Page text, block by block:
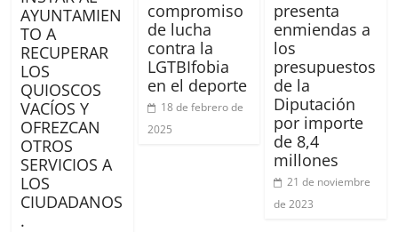
AYUNTAMIEN
TO A
RECUPERAR
LOS
QUIOSCOS
VACÍOS Y
OFREZCAN
OTROS
SERVICIOS A
LOS
CIUDADANOS
.
compromiso
de lucha
contra la
LGTBIfobia
en el deporte
18 de febrero de
2025
presenta
enmiendas a
los
presupuestos
de la
Diputación
por importe
de 8,4
millones
21 de noviembre
de 2023